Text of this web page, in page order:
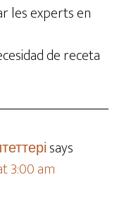
les experts en
de receta
says
3:00 am